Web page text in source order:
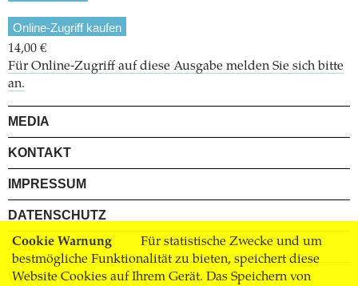
Cookie Warnung
Für statistische Zwecke und um
bestmögliche Funktionalität zu bieten, speichert diese
Website Cookies auf Ihrem Gerät. Das Speichern von
Online-Zugriff kaufen
14,00 €
Für Online-Zugriff auf diese Ausgabe melden Sie sich bitte
an.
MEDIA
KONTAKT
IMPRESSUM
DATENSCHUTZ
AGB
VERSAND